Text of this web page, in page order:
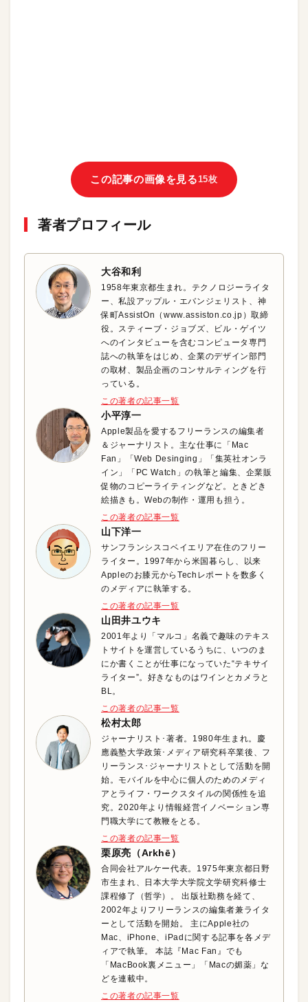
この記事の画像を見る15枚
著者プロフィール
大谷和利
1958年東京都生まれ。テクノロジーライタ
ー、私設アップル・エバンジェリスト、神
保町AssistOn（www.assiston.co.jp）取締
役。スティーブ・ジョブズ、ビル・ゲイツ
へのインタビューを含むコンピュータ専門
誌への執筆をはじめ、企業のデザイン部門
の取材、製品企画のコンサルティングを行
っている。
この著者の記事一覧
小平淳一
Apple製品を愛するフリーランスの編集者
＆ジャーナリスト。主な仕事に「Mac
Fan」「Web Desinging」「集英社オンラ
イン」「PC Watch」の執筆と編集、企業販
促物のコピーライティングなど。ときどき
絵描きも。Webの制作・運用も担う。
この著者の記事一覧
山下洋一
サンフランシスコベイエリア在住のフリー
ライター。1997年から米国暮らし、以来
Appleのお膝元からTechレポートを数多く
のメディアに執筆する。
この著者の記事一覧
山田井ユウキ
2001年より「マルコ」名義で趣味のテキス
トサイトを運営しているうちに、いつのま
にか書くことが仕事になっていた“テキサイ
ライター”。好きなものはワインとカメラと
BL。
この著者の記事一覧
松村太郎
ジャーナリスト･著者。1980年生まれ。慶
應義塾大学政策･メディア研究科卒業後、フ
リーランス･ジャーナリストとして活動を開
始。モバイルを中心に個人のためのメディ
アとライフ・ワークスタイルの関係性を追
究。2020年より情報経営イノベーション専
門職大学にて教鞭をとる。
この著者の記事一覧
栗原亮（Arkhē）
合同会社アルケー代表。1975年東京都日野
市生まれ、日本大学大学院文学研究科修士
課程修了（哲学）。 出版社勤務を経て、
2002年よりフリーランスの編集者兼ライタ
ーとして活動を開始。 主にApple社の
Mac、iPhone、iPadに関する記事を各メデ
ィアで執筆。 本誌『Mac Fan』でも
「MacBook裏メニュー」「Macの媚薬」な
どを連載中。
この著者の記事一覧